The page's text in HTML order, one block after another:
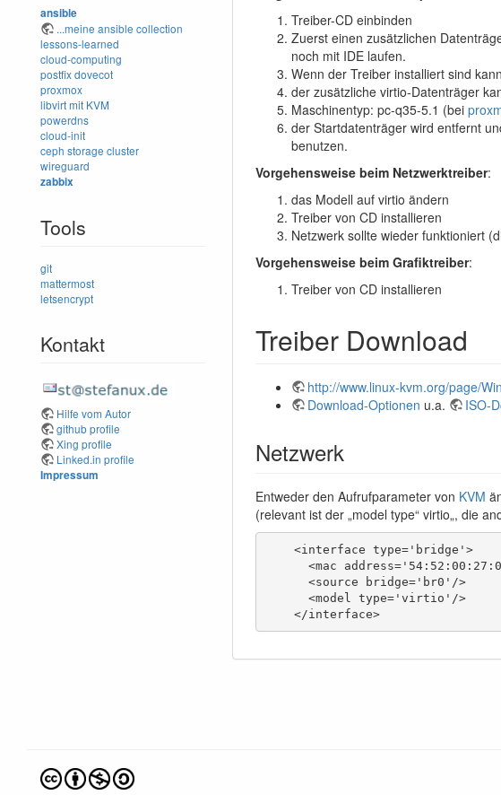
ansible
...meine ansible collection
lessons-learned
cloud-computing
postfixdovecot
proxmox
libvirt mit KVM
powerdns
cloud-init
ceph storage cluster
wireguard
zabbix
Tools
git
mattermost
letsencrypt
Kontakt
Hilfe vom Autor
github profile
Xing profile
Linked.in profile
Impressum
Treiber-CD einbinden
Zuerst einen zusätzlichen
noch mit IDE laufen.
Wenn der Treiber installiert sind
der zusätzliche virtio-Datenträger
Maschinentyp: pc-q35-5.1 (bei
der Startdatenträger wird entfernt
benutzen.
Vorgehensweise beim Netzwerktreiber:
das Modell auf virtio ändern
Treiber von CD installieren
Netzwerk sollte wieder funktioniert
Vorgehensweise beim Grafiktreiber:
Treiber von CD installieren
Treiber Download
http://www.linux-kvm.org/page/
Download-Optionen u.a. ISO-
Netzwerk
Entweder den Aufrufparameter von KVM
(relevant ist der „model type“ virtio„, die
    <interface type='bridge'>
<mac
      <source bridge='br0'/>
      <model type='virtio'/>
    </interface>